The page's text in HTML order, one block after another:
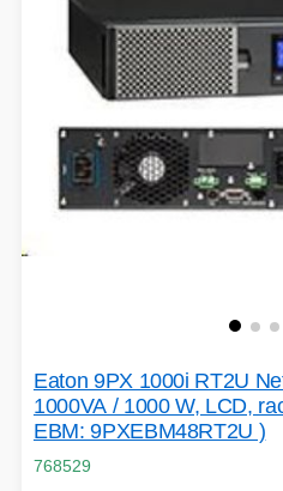
HERNÍ
RÁDIA -
Eaton 9PX 1000i RT2U
1000VA / 1000 W, LCD,
EBM: 9PXEBM48RT2U )
768529